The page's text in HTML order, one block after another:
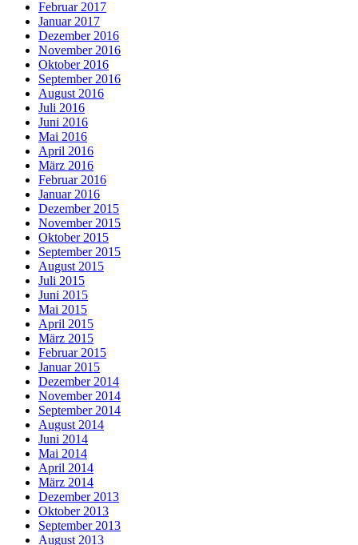
Februar 2017
Januar 2017
Dezember 2016
November 2016
Oktober 2016
September 2016
August 2016
Juli 2016
Juni 2016
Mai 2016
April 2016
März 2016
Februar 2016
Januar 2016
Dezember 2015
November 2015
Oktober 2015
September 2015
August 2015
Juli 2015
Juni 2015
Mai 2015
April 2015
März 2015
Februar 2015
Januar 2015
Dezember 2014
November 2014
September 2014
August 2014
Juni 2014
Mai 2014
April 2014
März 2014
Dezember 2013
Oktober 2013
September 2013
August 2013